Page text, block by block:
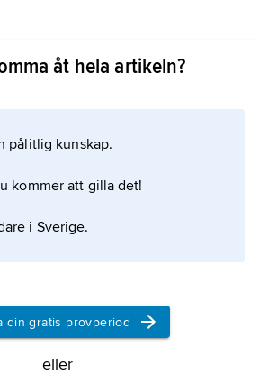
och vann en avgörande
och österrikare i det så
vid
I freden i Pressburg
åt hela artikeln?
pålitlig kunskap.
kommer att gilla det!
i Sverige.
din gratis provperiod
eller